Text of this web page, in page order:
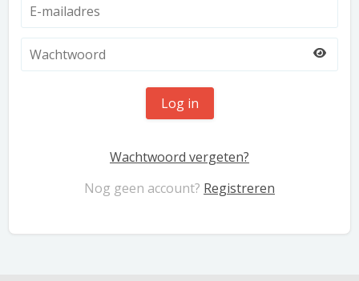
Log in
Wachtwoord vergeten?
Nog geen account? Registreren